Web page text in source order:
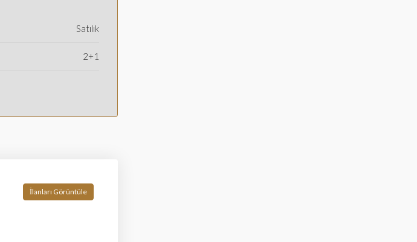
Satılık
2+1
İlanları Görüntüle